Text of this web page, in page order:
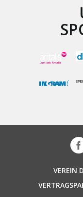
VEREIN